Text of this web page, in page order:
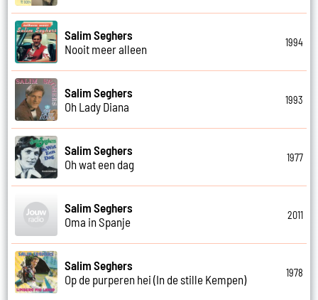
Salim Seghers
Nooit meer alleen
1994
Salim Seghers
Oh Lady Diana
1993
Salim Seghers
Oh wat een dag
1977
Salim Seghers
Oma in Spanje
2011
Salim Seghers
Op de purperen hei (In de stille Kempen)
1978